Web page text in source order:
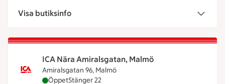
Visa butiksinfo
ICA Nära Amiralsgatan, Malmö
Amiralsgatan 96, Malmö
ICA Nära Amiralsgatan, Malmö är öppen nu,
ÖppetStänger 22